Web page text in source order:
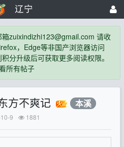
辽宁
箱zuixindizhi123@gmail.com 请收
，Edge等非国产浏览器访问
分升级后可获取更多阅读权限。
所有帖子
方不爽记 本溪
9 1881